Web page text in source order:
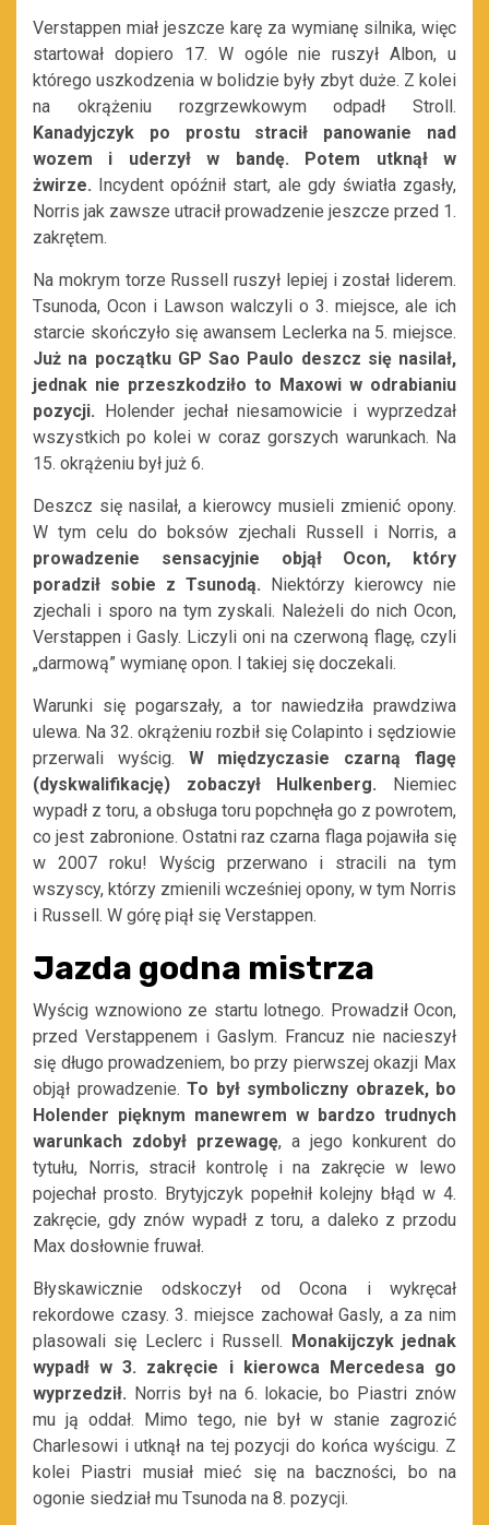
Verstappen miał jeszcze karę za wymianę silnika, więc
startował dopiero 17. W ogóle nie ruszył Albon, u
którego uszkodzenia w bolidzie były zbyt duże. Z kolei
na okrążeniu rozgrzewkowym odpadł Stroll.
Kanadyjczyk po prostu stracił panowanie nad
wozem i uderzył w bandę. Potem utknął w
żwirze. Incydent opóźnił start, ale gdy światła zgasły,
Norris jak zawsze utracił prowadzenie jeszcze przed 1.
zakrętem.
Na mokrym torze Russell ruszył lepiej i został liderem.
Tsunoda, Ocon i Lawson walczyli o 3. miejsce, ale ich
starcie skończyło się awansem Leclerka na 5. miejsce.
Już na początku GP Sao Paulo deszcz się nasilał,
jednak nie przeszkodziło to Maxowi w odrabianiu
pozycji. Holender jechał niesamowicie i wyprzedzał
wszystkich po kolei w coraz gorszych warunkach. Na
15. okrążeniu był już 6.
Deszcz się nasilał, a kierowcy musieli zmienić opony.
W tym celu do boksów zjechali Russell i Norris, a
prowadzenie sensacyjnie objął Ocon, który
poradził sobie z Tsunodą. Niektórzy kierowcy nie
zjechali i sporo na tym zyskali. Należeli do nich Ocon,
Verstappen i Gasly. Liczyli oni na czerwoną flagę, czyli
„darmową” wymianę opon. I takiej się doczekali.
Warunki się pogarszały, a tor nawiedziła prawdziwa
ulewa. Na 32. okrążeniu rozbił się Colapinto i sędziowie
przerwali wyścig. W międzyczasie czarną flagę
(dyskwalifikację) zobaczył Hulkenberg.
Niemiec
wypadł z toru, a obsługa toru popchnęła go z powrotem,
co jest zabronione. Ostatni raz czarna flaga pojawiła się
w 2007 roku! Wyścig przerwano i stracili na tym
wszyscy, którzy zmienili wcześniej opony, w tym Norris
i Russell. W górę piął się Verstappen.
Jazda godna mistrza
Wyścig wznowiono ze startu lotnego. Prowadził Ocon,
przed Verstappenem i Gaslym. Francuz nie nacieszył
się długo prowadzeniem, bo przy pierwszej okazji Max
objął prowadzenie. To był symboliczny obrazek, bo
Holender pięknym manewrem w bardzo trudnych
warunkach zdobył przewagę, a jego konkurent do
tytułu, Norris, stracił kontrolę i na zakręcie w lewo
pojechał prosto. Brytyjczyk popełnił kolejny błąd w 4.
zakręcie, gdy znów wypadł z toru, a daleko z przodu
Max dosłownie fruwał.
Błyskawicznie odskoczył od Ocona i wykręcał
rekordowe czasy. 3. miejsce zachował Gasly, a za nim
plasowali się Leclerc i Russell. Monakijczyk jednak
wypadł w 3. zakręcie i kierowca Mercedesa go
wyprzedził. Norris był na 6. lokacie, bo Piastri znów
mu ją oddał. Mimo tego, nie był w stanie zagrozić
Charlesowi i utknął na tej pozycji do końca wyścigu. Z
kolei Piastri musiał mieć się na baczności, bo na
ogonie siedział mu Tsunoda na 8. pozycji.